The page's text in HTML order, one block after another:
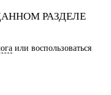
РАЗДЕЛЕ
или воспользоваться